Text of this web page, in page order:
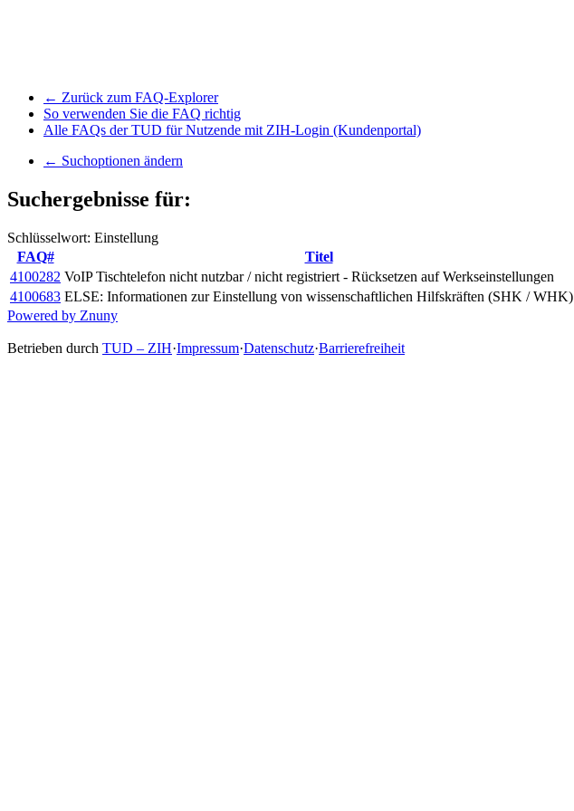
← Zurück zum FAQ-Explorer
So verwenden Sie die FAQ richtig
Alle FAQs der TUD für Nutzende mit ZIH-Login (Kundenportal)
← Suchoptionen ändern
Suchergebnisse für:
Schlüsselwort: Einstellung
FAQ#
Titel
4100282 VoIP Tischtelefon nicht nutzbar / nicht registriert - Rücksetzen auf Werkseinstellungen
4100683 ELSE: Informationen zur Einstellung von wissenschaftlichen Hilfskräften (SHK / WHK)
Powered by Znuny
Betrieben durch TUD – ZIH·Impressum·Datenschutz·Barrierefreiheit